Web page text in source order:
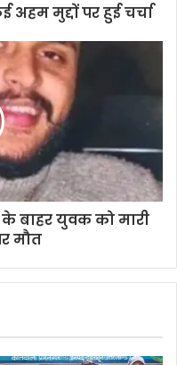
मुद्दों पर हुई चर्चा
के बाहर युवक को मारी
मौत